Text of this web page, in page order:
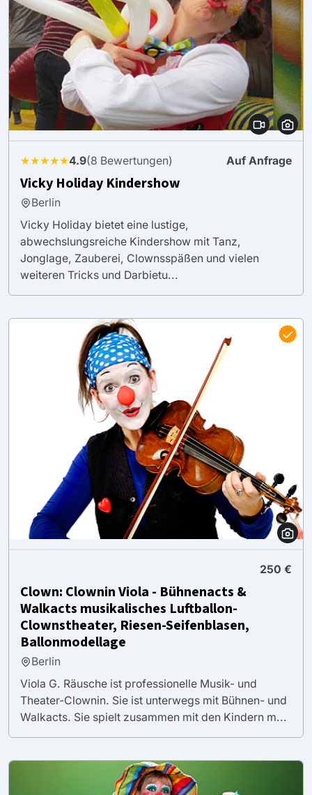
★★★★★4.9(8 Bewertungen) Auf Anfrage
Vicky Holiday Kindershow
Berlin
Vicky Holiday bietet eine lustige,
abwechslungsreiche Kindershow mit Tanz,
Jonglage, Zauberei, Clownsspäßen und vielen
weiteren Tricks und Darbietu...
250 €
Clown: Clownin Viola - Bühnenacts &
Walkacts musikalisches Luftballon-
Clownstheater, Riesen-Seifenblasen,
Ballonmodellage
Berlin
Viola G. Räusche ist professionelle Musik- und
Theater-Clownin. Sie ist unterwegs mit Bühnen- und
Walkacts. Sie spielt zusammen mit den Kindern m...